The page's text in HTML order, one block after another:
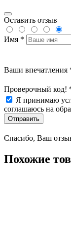
Оставить отзыв
Имя *
Ваши впечатления
Проверочный код!
Я принимаю
соглашаюсь на
Отправить
Спасибо, Ваш
Похожие